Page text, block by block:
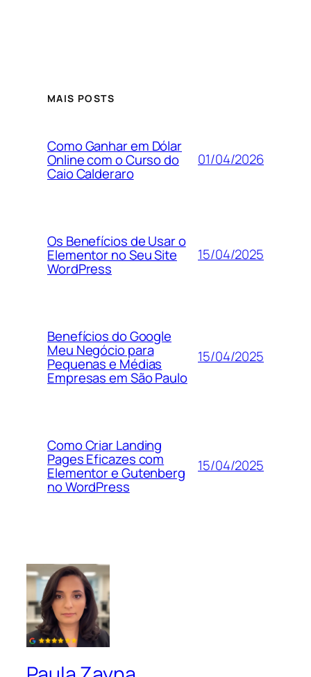
MAIS POSTS
Como Ganhar em Dólar
Online com o Curso do
Caio Calderaro
01/04/2026
Os Benefícios de Usar o
Elementor no Seu Site
WordPress
15/04/2025
Benefícios do Google
Meu Negócio para
Pequenas e Médias
Empresas em São Paulo
15/04/2025
Como Criar Landing
Pages Eficazes com
Elementor e Gutenberg
no WordPress
15/04/2025